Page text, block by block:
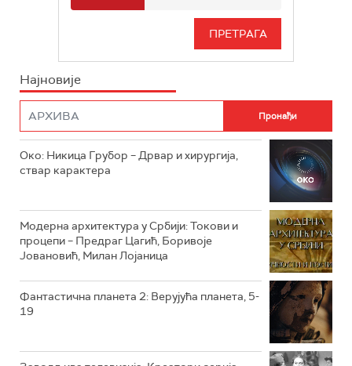
РТС 3
РТС ЖИВОТ
РТС КОЛО
ИНФО
Најновије
Око: Никица Грубор – Дрвар и хирургија,
ствар карактера
Модерна архитектура у Србији: Токови и
процепи – Предраг Цагић, Боривоје
Јовановић, Милан Лојаница
Фантастична планета 2: Верујућа планета, 5-
19